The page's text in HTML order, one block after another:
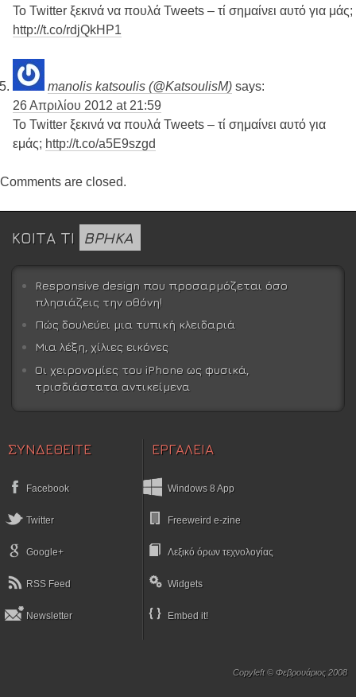
Το Twitter ξεκινά να πουλά Tweets – τί σημαίνει αυτό για μάς;
http://t.co/rdjQkHP1
manolis katsoulis (@KatsoulisM) says:
26 Απριλίου 2012 at 21:59
Το Twitter ξεκινά να πουλά Tweets – τί σημαίνει αυτό για
εμάς; http://t.co/a5E9szgd
Comments are closed.
ΚΟΙΤΑ ΤΙ ΒΡΗΚΑ
Responsive design που προσαρμόζεται όσο
πλησιάζεις την οθόνη!
Πώς δουλεύει μια τυπική κλειδαριά
Μια λέξη, χίλιες εικόνες
Οι χειρονομίες του iPhone ως φυσικά,
τρισδιάστατα αντικείμενα
ΣΥΝΔΕΘΕΙΤΕ
Facebook
Twitter
Google+
RSS Feed
Newsletter
ΕΡΓΑΛΕΙΑ
Windows 8 App
Freeweird e-zine
Λεξικό όρων τεχνολογίας
Widgets
Embed it!
Copyleft © Φεβρουάριος 2008